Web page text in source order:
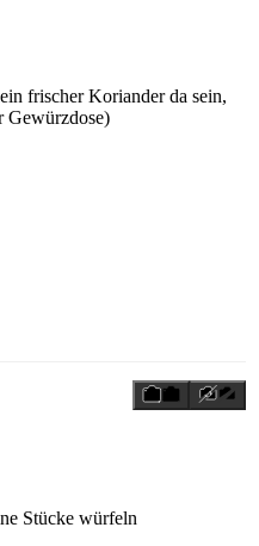
frischer Koriander da sein,
Gewürzdose)
Stücke würfeln